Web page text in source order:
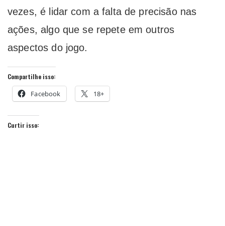
vezes, é lidar com a falta de precisão nas
ações, algo que se repete em outros
aspectos do jogo.
Compartilhe isso:
Facebook 18+
Curtir isso: